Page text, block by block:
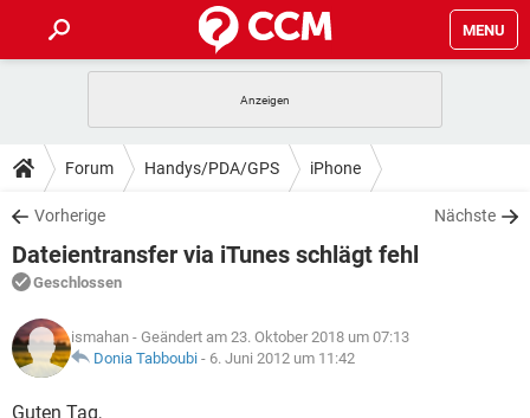
MENU
ANDROID IOS
WINDOWS 10
WHATSAPP TIKTOK
FACEBOOK
TIPPS & TRICKS
SPIELE STREAMING
WINDOWS 10
WHATSAPP
FACEBOOK HARDWARE
DOWNLOADS
SPIELE STREAMING
ANDROID
WINDOWS 10 INSTAGRAM
WHATSAPP
FORUM
SPIELE
ANDROID IOS
LEXIKON
SPIELE
Forum Handys/PDA/GPS iPhone
Vorherige Nächste
Dateientransfer via iTunes schlägt fehl
Geschlossen
ismahan - Geändert am 23. Oktober 2018 um 07:13
Donia Tabboubi - 6. Juni 2012 um 11:42
Guten Tag,